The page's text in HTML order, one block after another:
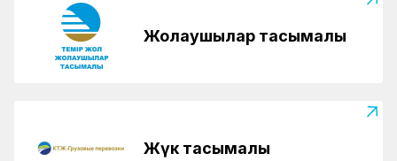
Жолаушылар тасымалы
Жүк тасымалы